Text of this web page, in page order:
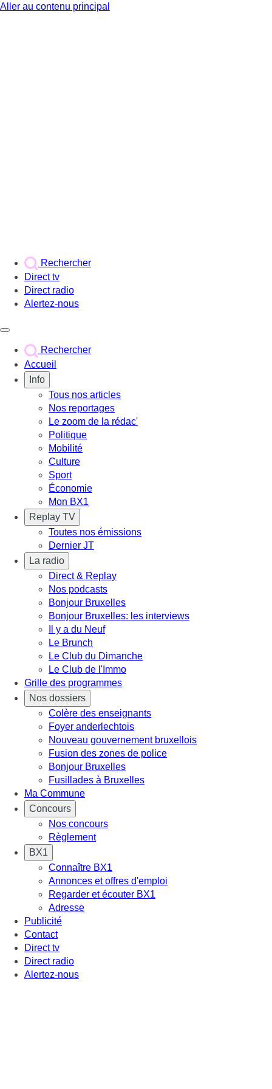
Aller au contenu principal
Rechercher
Direct tv
Direct radio
Alertez-nous
Rechercher
Accueil
Info
Tous nos articles
Nos reportages
Le zoom de la rédac'
Politique
Mobilité
Culture
Sport
Économie
Mon BX1
Replay TV
Toutes nos émissions
Dernier JT
La radio
Direct & Replay
Nos podcasts
Bonjour Bruxelles
Bonjour Bruxelles: les interviews
Il y a du Neuf
Le Brunch
Le Club du Dimanche
Le Club de l'Immo
Grille des programmes
Nos dossiers
Colère des enseignants
Foyer anderlechtois
Nouveau gouvernement bruxellois
Fusion des zones de police
Bonjour Bruxelles
Fusillades à Bruxelles
Ma Commune
Concours
Nos concours
Règlement
BX1
Connaître BX1
Annonces et offres d'emploi
Regarder et écouter BX1
Adresse
Publicité
Contact
Direct tv
Direct radio
Alertez-nous